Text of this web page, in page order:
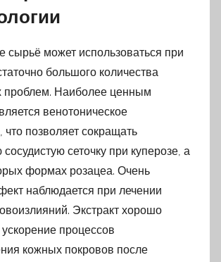
сырьё может использоваться при
большого количества
проблем. Наиболее ценным
венотоническое
что позволяет сокращать
сеточку при куперозе, а
формах розацеа. Очень
наблюдается при лечении
Экстракт хорошо
процессов
кожных покровов после